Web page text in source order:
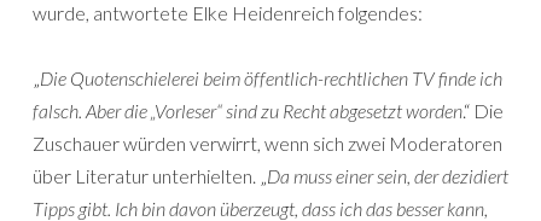
wurde, antwortete Elke Heidenreich folgendes:
„Die Quotenschielerei beim öffentlich-rechtlichen TV finde ich
falsch. Aber die „Vorleser“ sind zu Recht abgesetzt worden.“ Die
Zuschauer würden verwirrt, wenn sich zwei Moderatoren
über Literatur unterhielten. „Da muss einer sein, der dezidiert
Tipps gibt. Ich bin davon überzeugt, dass ich das besser kann,